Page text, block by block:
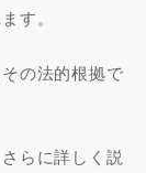
す。
の法的根拠で
らに詳しく説